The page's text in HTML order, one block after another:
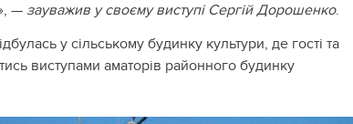
— зауважив у своєму виступі Сергій Дорошенко.
у сільському будинку культури, де гості та
виступами аматорів районного будинку